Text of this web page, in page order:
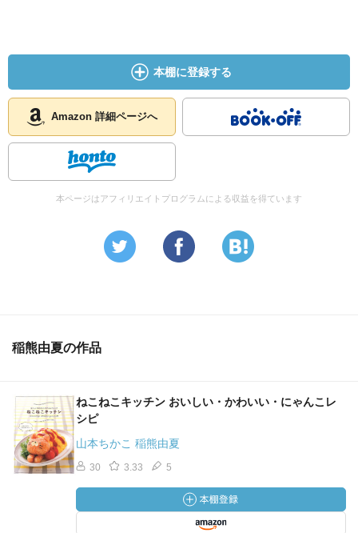
本棚に登録する
Amazon 詳細ページへ
本ページはアフィリエイトプログラムによる収益を得ています
稲熊由夏の作品
ねこねこキッチン おいしい・かわいい・にゃんこレ
シピ
山本ちかこ 稲熊由夏
30 3.33 5